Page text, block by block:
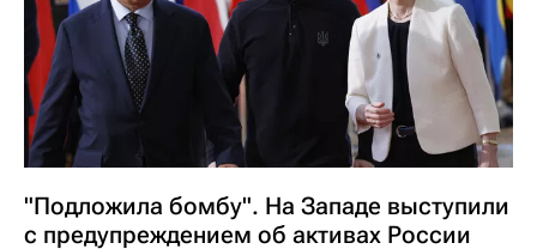
"Подложила бомбу". На Западе выступили
с предупреждением об активах России